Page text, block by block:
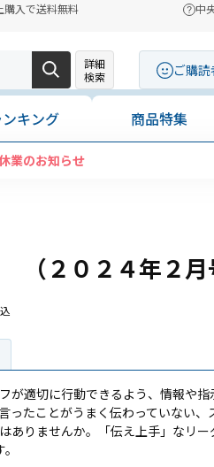
入で送料無料 中
詳細
検索
ご購
ンキング 商品特集
業のお知らせ
２０２４年２月
が適切に行動できるよう、情報や
ったことがうまく伝わっていない、
ありませんか。「伝え上手」なリ